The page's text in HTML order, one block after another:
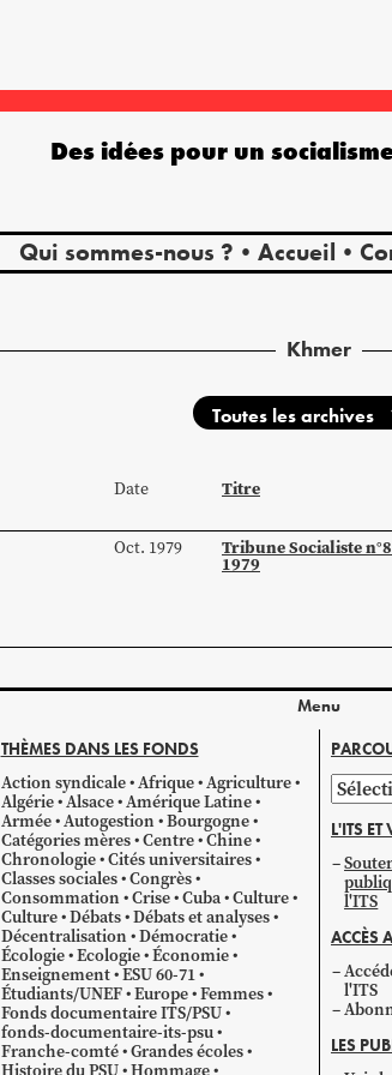
Qui sommes-nous ? Accueil
Des idées pour un
Khmer
Date Titre
Oct. 1979 Tribune Socialiste
1979
Menu
THÈMES DANS LES FONDS
Action syndicale Afrique Agriculture
Algérie Alsace Amérique Latine
Armée Autogestion Bourgogne
Catégories mères Centre Chine
Chronologie Cités universitaires
Classes sociales Congrès
Consommation Crise Cuba Culture
Culture Débats Débats et analyses
Décentralisation Démocratie
Écologie Ecologie Économie
Enseignement ESU 60-71
Étudiants/UNEF Europe Femmes
Fonds documentaire ITS/PSU
fonds-documentaire-its-psu
Franche-comté Grandes écoles
Histoire du PSU Hommage
par
L'ITS ET
l'ITS
ACCÈS
l'ITS
LES